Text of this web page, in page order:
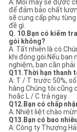
A: Mỗi máy sẽ được
để đảm bảo chất
sẽ cung cấp phụ
đề gì.
Q. 10.Bạn có kiểm
gói không?
A: Tất nhiên là
khi đóng gói.Nếu
nghiệm, bạn cần
Q11.Thời hạn thanh
A: T / T trước 50%,
hàng.Chúng tôi cũng
hoặc L / C trả ngay.
Q12.Bạn có chấp
A: Nhiệt liệt chào
Q13.Bạn có bao
A: Công ty Thượng